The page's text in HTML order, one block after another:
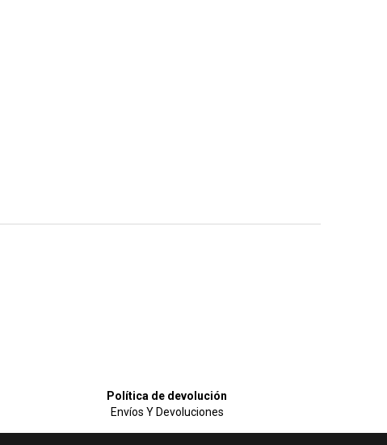
Política de devolución
Envíos Y Devoluciones